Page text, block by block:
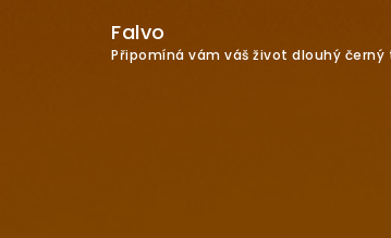
Falvo
Připomíná vám váš život dlouhý